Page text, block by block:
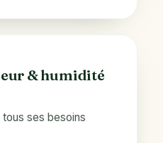
& humidité
ses besoins